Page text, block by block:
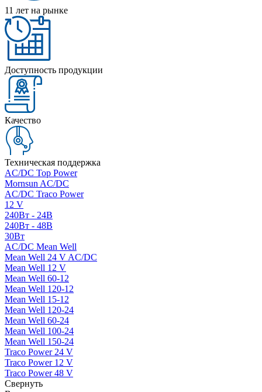
11 лет на рынке
Доступность продукции
Качество
Техническая поддержка
AC/DC Top Power
Mornsun AC/DC
AC/DC Traco Power
12 V
240Вт - 24В
240Вт - 48В
30Вт
AC/DC Mean Well
Mean Well 24 V AC/DC
Mean Well 12 V
Mean Well 60-12
Mean Well 120-12
Mean Well 15-12
Mean Well 120-24
Mean Well 60-24
Mean Well 100-24
Mean Well 150-24
Traco Power 24 V
Traco Power 12 V
Traco Power 48 V
Свернуть